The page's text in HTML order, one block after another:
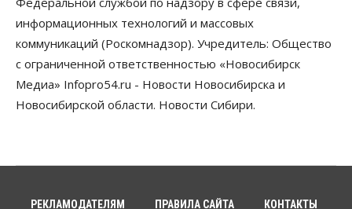
Авто
Продажи подержанных электромобилей в
Новосибирской области растут второй месяц
08 Августа 2026, 13:00
Бизнес Общество
Детские центры Новосибирска
перегибают с «педагогикой успеха», считает
обратился в правительство РФ из-за атак на WB
информационных технологий и массовых
коммуникаций (Роскомнадзор). Учредитель: Общество
с ограниченной ответственностью «Новосибирск
Медиа» Infopro54.ru - Новости Новосибирска и
Новосибирской области. Новости Сибири.
РЕКЛАМОДАТЕЛЯМ ПРАВИЛА САЙТА КОНТАКТЫ